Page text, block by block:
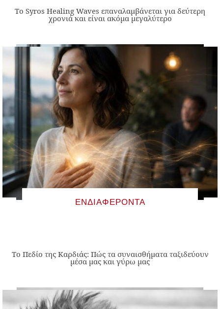
Το Syros Healing Waves επαναλαμβάνεται για δεύτερη
χρονιά και είναι ακόμα μεγαλύτερο
ΕΝΔΙΑΦΈΡΟΝΤΑ
Το Πεδίο της Καρδιάς: Πώς τα συναισθήματα ταξιδεύουν
μέσα μας και γύρω μας